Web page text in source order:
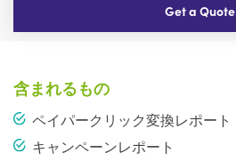
Get a Quote
含まれるもの
ペイパークリック変換レポート
キャンペーンレポート